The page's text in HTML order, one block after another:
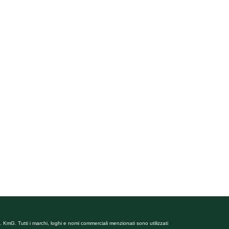
Tutti i marchi, loghi e nomi commerciali menzionati sono utilizzati